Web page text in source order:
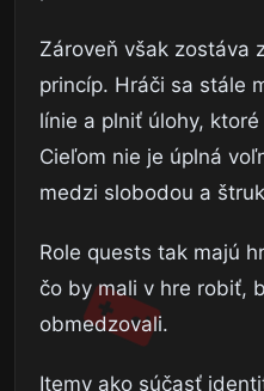
Zároveň však zostáva
princíp. Hráči sa stále
línie a plniť úlohy,
Cieľom nie je úplná
medzi slobodou a
Role quests tak majú
čo by mali v hre robiť,
obmedzovali.
Itemy ako súčasť